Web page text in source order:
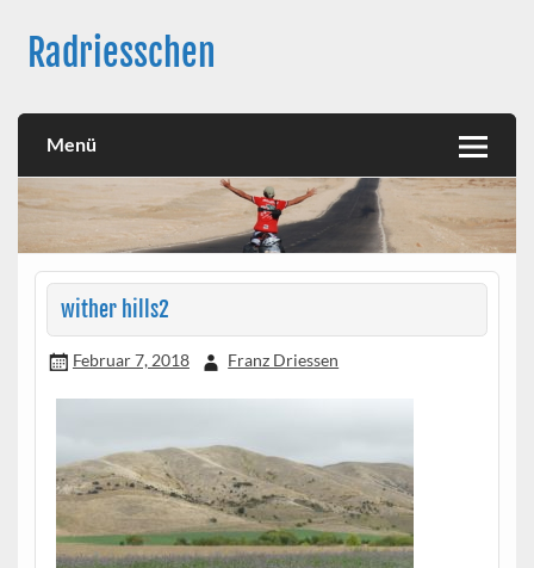
contentRadriesschen
Menü
wither hills2
Februar 7, 2018 Franz Driessen